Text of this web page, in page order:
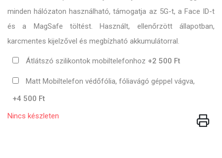
minden hálózaton használható, támogatja az 5G-t, a Face ID-t
és a MagSafe töltést. Használt, ellenőrzött állapotban,
karcmentes kijelzővel és megbízható akkumulátorral.
Átlátszó szilikontok mobiltelefonhoz +2 500 Ft
Matt Mobiltelefon védőfólia, fóliavágó géppel vágva,
+4 500 Ft
Nincs készleten